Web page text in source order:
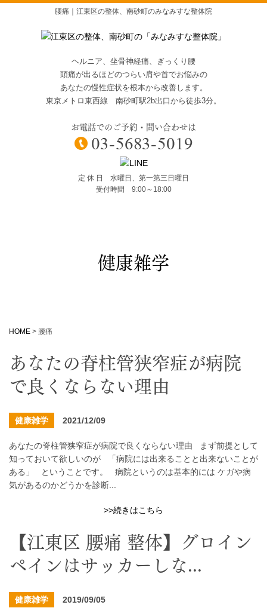
腰痛｜江東区の整体、南砂町のみなみすな整体院
ヘルニア、坐骨神経痛、ぎっくり腰
頭痛が出るほどのつらい肩や首でお悩みの
あなたの慢性症状を根本から改善します。
東京メトロ東西線 南砂町駅2b出口から徒歩3分。
お電話でのご予約・問い合わせは
定 休 日 水曜日、第一第三日曜日
受付時間 9:00～18:00
健康雑学
HOME > 腰痛
あなたの脊柱管狭窄症が病院
で良くならない理由
健康雑学 2021/12/09
あなたの脊柱管狭窄症が病院で良くならない理由 まず前提として
知っておいて欲しいのが 「病院には出来ることと出来ないことが
ある」 ということです。 病院というのは基本的には ケガや病
気があるのかどうかを診断...
>>続きはこちら
【江東区 腰痛 整体】グロイン
ペインはサッカーしな...
健康雑学 2019/09/05